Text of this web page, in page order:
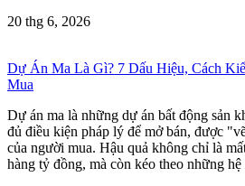
20 thg 6, 2026
Dự Án Ma Là Gì? 7 Dấu Hiệu, Cách
Mua
Dự án ma là những dự án bất động sản
đủ điều kiện pháp lý để mở bán, được
của người mua. Hậu quả không chỉ là
hàng tỷ đồng, mà còn kéo theo những